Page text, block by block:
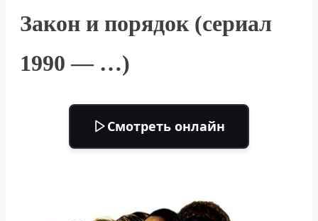
Закон и порядок (сериал
1990 — …)
Смотреть онлайн